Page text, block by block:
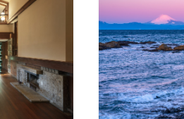
ジェはここ
を感じなが
アングルを
、カメラを片
ドへ！どこを
で、あなたの
で埋め尽くし
り。座席数が限ら
すすめします。さ
ながら食事ができ
「AMIGO
に優しいメニュー
スタイルは、ここ
の後は、感想を語